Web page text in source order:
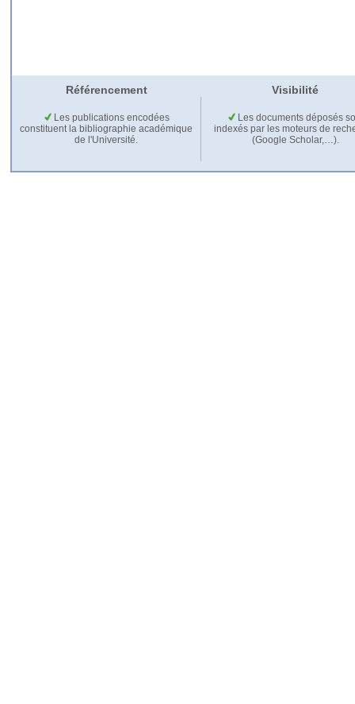
Référencement Visibilité
Les publications encodées
constituent la bibliographie académique
de l'Université.
Les documents déposés
indexés par les moteurs de
(Google Scholar,…).